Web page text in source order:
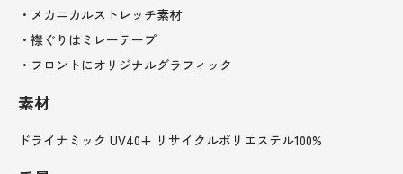
・メカニカルストレッチ素材
・襟ぐりはミレーテープ
・フロントにオリジナルグラフィック
素材
ドライナミック UV40+ リサイクルポリエステル100%